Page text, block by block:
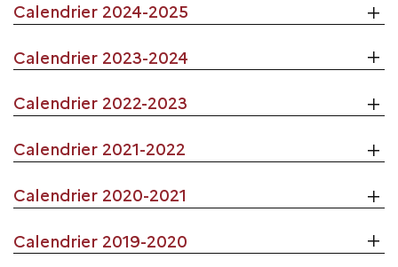
Calendrier 2024-2025
Calendrier 2023-2024
Calendrier 2022-2023
Calendrier 2021-2022
Calendrier 2020-2021
Calendrier 2019-2020